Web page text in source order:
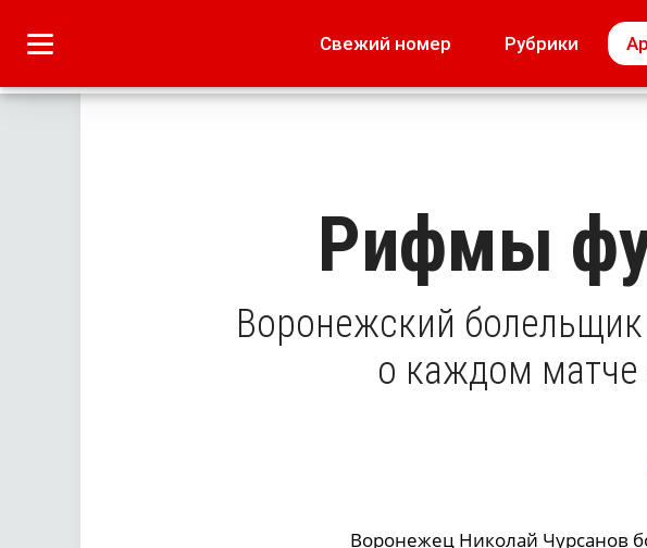
Свежий номер Рубрики
Лето наших читателей
МОЁ!
Рифмы
Воронежский
о каждом матче
Воронежец Николай Чурсанов